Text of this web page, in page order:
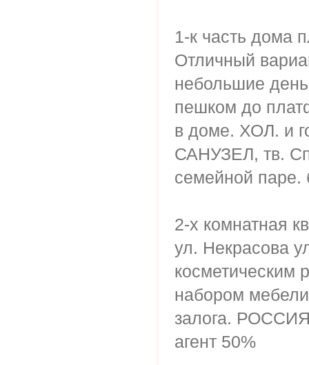
1-к часть дома
Отличный
небольшие
пешком до
в доме. ХОЛ. и
САНУЗЕЛ, тв.
семейной паре.
2-х комнатная
ул. Некрасова
косметическим
набором
залога.
агент 50%